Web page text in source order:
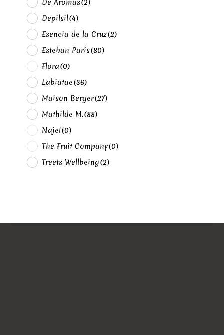
De Aromas(2)
Depilsil(4)
Esencia de la Cruz(2)
Esteban París(80)
Flora(0)
Labiatae(36)
Maison Berger(27)
Mathilde M.(88)
Najel(0)
The Fruit Company(0)
Treets Wellbeing(2)